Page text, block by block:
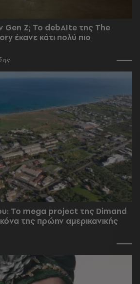
Gen Z; Το debAIte της The
έκανε κάτι πολύ πιο
To mega project της Dimand
της πρώην αμερικανικής